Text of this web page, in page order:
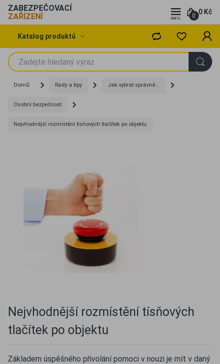
0 Kč
0
ZABEZPEČOVACÍ
ZAŘÍZENÍ
Katalog produktů
Domů Rady a tipy Jak vybrat správně...
Osobní bezpečnost
Nejvhodnější rozmístění tísňových tlačítek po objektu
Nejvhodnější rozmístění tísňových
tlačítek po objektu
Základem úspěšného přivolání pomoci v nouzi je mít v daný